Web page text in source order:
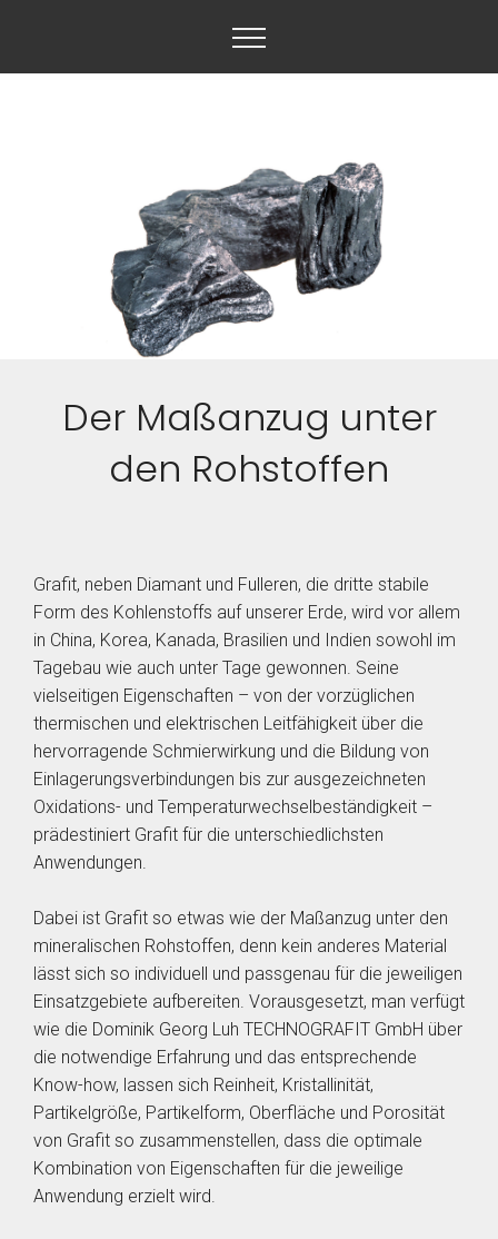
Der Maßanzug unter
den Rohstoffen
Grafit, neben Diamant und Fulleren, die dritte stabile
Form des Kohlenstoffs auf unserer Erde, wird vor allem
in China, Korea, Kanada, Brasilien und Indien sowohl im
Tagebau wie auch unter Tage gewonnen. Seine
vielseitigen Eigenschaften – von der vorzüglichen
thermischen und elektrischen Leitfähigkeit über die
hervorragende Schmierwirkung und die Bildung von
Einlagerungsverbindungen bis zur ausgezeichneten
Oxidations- und Temperaturwechselbeständigkeit –
prädestiniert Grafit für die unterschiedlichsten
Anwendungen.
Dabei ist Grafit so etwas wie der Maßanzug unter den
mineralischen Rohstoffen, denn kein anderes Material
lässt sich so individuell und passgenau für die jeweiligen
Einsatzgebiete aufbereiten. Vorausgesetzt, man verfügt
wie die Dominik Georg Luh TECHNOGRAFIT GmbH über
die notwendige Erfahrung und das entsprechende
Know-how, lassen sich Reinheit, Kristallinität,
Partikelgröße, Partikelform, Oberfläche und Porosität
von Grafit so zusammenstellen, dass die optimale
Kombination von Eigenschaften für die jeweilige
Anwendung erzielt wird.